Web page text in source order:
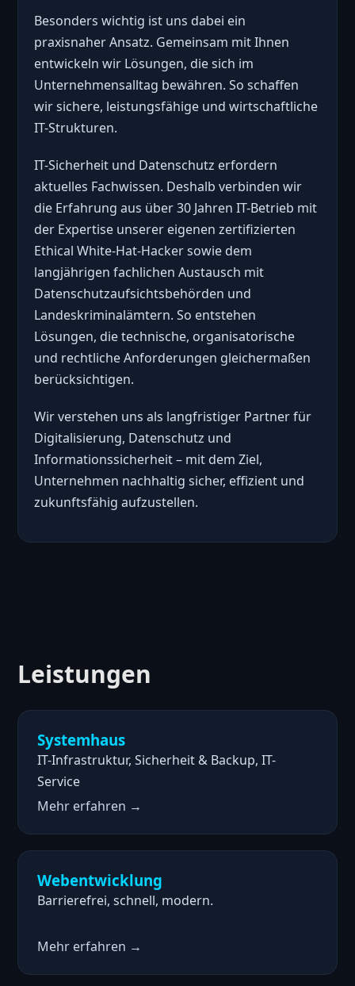
Besonders wichtig ist uns dabei ein
praxisnaher Ansatz. Gemeinsam mit Ihnen
entwickeln wir Lösungen, die sich im
Unternehmensalltag bewähren. So schaffen
wir sichere, leistungsfähige und wirtschaftliche
IT-Strukturen.
IT-Sicherheit und Datenschutz erfordern
aktuelles Fachwissen. Deshalb verbinden wir
die Erfahrung aus über 30 Jahren IT-Betrieb mit
der Expertise unserer eigenen zertifizierten
Ethical White-Hat-Hacker sowie dem
langjährigen fachlichen Austausch mit
Datenschutzaufsichtsbehörden und
Landeskriminalämtern. So entstehen
Lösungen, die technische, organisatorische
und rechtliche Anforderungen gleichermaßen
berücksichtigen.
Wir verstehen uns als langfristiger Partner für
Digitalisierung, Datenschutz und
Informationssicherheit – mit dem Ziel,
Unternehmen nachhaltig sicher, effizient und
zukunftsfähig aufzustellen.
Leistungen
Systemhaus
IT-Infrastruktur, Sicherheit & Backup, IT-
Service
Mehr erfahren →
Webentwicklung
Barrierefrei, schnell, modern.
Mehr erfahren →